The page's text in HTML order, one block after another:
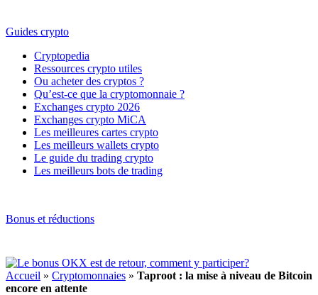
Guides crypto
Cryptopedia
Ressources crypto utiles
Ou acheter des cryptos ?
Qu’est-ce que la cryptomonnaie ?
Exchanges crypto 2026
Exchanges crypto MiCA
Les meilleures cartes crypto
Les meilleurs wallets crypto
Le guide du trading crypto
Les meilleurs bots de trading
Bonus et réductions
Accueil » Cryptomonnaies » Taproot : la mise à niveau de Bitcoin
encore en attente